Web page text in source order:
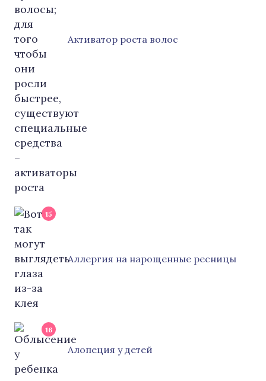
Активатор роста волос
15
Аллергия на нарощенные ресницы
16
Алопеция у детей